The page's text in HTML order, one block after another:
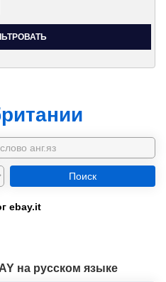
Поиск
ebay.it
на русском языке